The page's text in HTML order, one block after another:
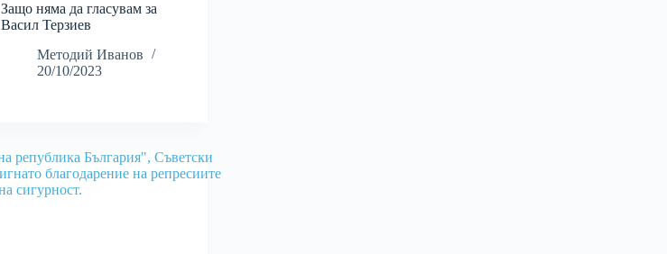
Защо няма да гласувам за
Васил Терзиев
Методий Иванов
20/10/2023